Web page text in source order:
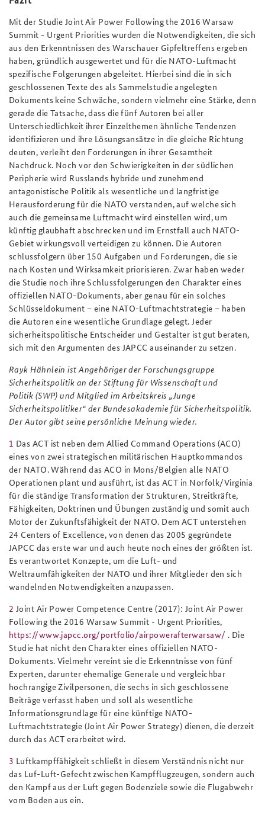
Mit der Studie Joint Air Power Following the 2016 Warsaw
Summit - Urgent Priorities wurden die Notwendigkeiten, die sich
aus den Erkenntnissen des Warschauer Gipfeltreffens ergeben
haben, gründlich ausgewertet und für die NATO-Luftmacht
spezifische Folgerungen abgeleitet. Hierbei sind die in sich
geschlossenen Texte des als Sammelstudie angelegten
Dokuments keine Schwäche, sondern vielmehr eine Stärke, denn
gerade die Tatsache, dass die fünf Autoren bei aller
Unterschiedlichkeit ihrer Einzelthemen ähnliche Tendenzen
identifizieren und ihre Lösungsansätze in die gleiche Richtung
deuten, verleiht den Forderungen in ihrer Gesamtheit
Nachdruck. Noch vor den Schwierigkeiten in der südlichen
Peripherie wird Russlands hybride und zunehmend
antagonistische Politik als wesentliche und langfristige
Herausforderung für die NATO verstanden, auf welche sich
auch die gemeinsame Luftmacht wird einstellen wird, um
künftig glaubhaft abschrecken und im Ernstfall auch NATO-
Gebiet wirkungsvoll verteidigen zu können. Die Autoren
schlussfolgern über 150 Aufgaben und Forderungen, die sie
nach Kosten und Wirksamkeit priorisieren. Zwar haben weder
die Studie noch ihre Schlussfolgerungen den Charakter eines
offiziellen NATO-Dokuments, aber genau für ein solches
Schlüsseldokument – eine NATO-Luftmachtstrategie – haben
die Autoren eine wesentliche Grundlage gelegt. Jeder
sicherheitspolitische Entscheider und Gestalter ist gut beraten,
sich mit den Argumenten des JAPCC auseinander zu setzen.
Rayk Hähnlein ist Angehöriger der Forschungsgruppe
Sicherheitspolitik an der Stiftung für Wissenschaft und
Politik (SWP) und Mitglied im Arbeitskreis „Junge
Sicherheitspolitiker“ der Bundesakademie für Sicherheitspolitik.
Der Autor gibt seine persönliche Meinung wieder.
1 Das ACT ist neben dem Allied Command Operations (ACO)
eines von zwei strategischen militärischen Hauptkommandos
der NATO. Während das ACO in Mons/Belgien alle NATO
Operationen plant und ausführt, ist das ACT in Norfolk/Virginia
für die ständige Transformation der Strukturen, Streitkräfte,
Fähigkeiten, Doktrinen und Übungen zuständig und somit auch
Motor der Zukunftsfähigkeit der NATO. Dem ACT unterstehen
24 Centers of Excellence, von denen das 2005 gegründete
JAPCC das erste war und auch heute noch eines der größten ist.
Es verantwortet Konzepte, um die Luft- und
Weltraumfähigkeiten der NATO und ihrer Mitglieder den sich
wandelnden Notwendigkeiten anzupassen.
2 Joint Air Power Competence Centre (2017): Joint Air Power
Following the 2016 Warsaw Summit - Urgent Priorities,
https://www.japcc.org/portfolio/airpowerafterwarsaw/ . Die
Studie hat nicht den Charakter eines offiziellen NATO-
Dokuments. Vielmehr vereint sie die Erkenntnisse von fünf
Experten, darunter ehemalige Generale und vergleichbar
hochrangige Zivilpersonen, die sechs in sich geschlossene
Beiträge verfasst haben und soll als wesentliche
Informationsgrundlage für eine künftige NATO-
Luftmachtstrategie (Joint Air Power Strategy) dienen, die derzeit
durch das ACT erarbeitet wird.
3 Luftkampffähigkeit schließt in diesem Verständnis nicht nur
das Luf-Luft-Gefecht zwischen Kampfflugzeugen, sondern auch
den Kampf aus der Luft gegen Bodenziele sowie die Flugabwehr
vom Boden aus ein.